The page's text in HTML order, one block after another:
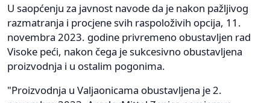
U saopćenju za javnost navode da je nakon pažljivog
razmatranja i procjene svih raspoloživih opcija, 11.
novembra 2023. godine privremeno obustavljen rad
Visoke peći, nakon čega je sukcesivno obustavljena
proizvodnja i u ostalim pogonima.
"Proizvodnja u Valjaonicama obustavljena je 2.